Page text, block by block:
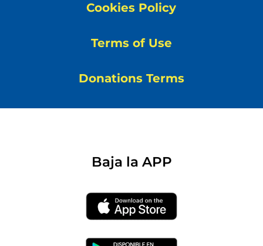
Cookies Policy
Terms of Use
Donations Terms
Baja la APP